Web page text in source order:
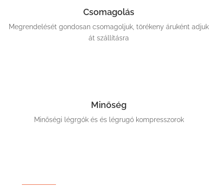
Csomagolás
Megrendelését gondosan csomagoljuk, törékeny áruként adjuk
át szállításra
Minőség
Minőségi légrgók és és légrugó kompresszorok